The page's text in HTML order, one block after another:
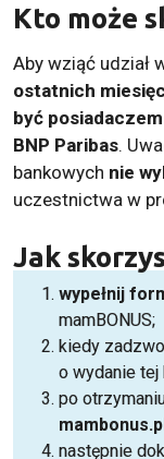
Kto może
Aby wziąć udział
ostatnich
być
BNP Paribas.
bankowych nie
uczestnictwa w
Jak
wypełnij
mamBONUS;
kiedy
o wydanie tej
po
następnie